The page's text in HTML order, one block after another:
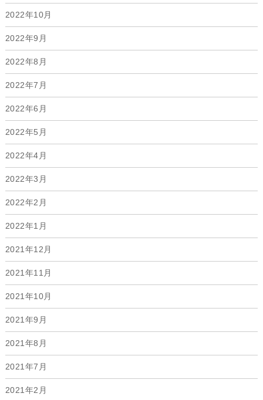
2022年10月
2022年9月
2022年8月
2022年7月
2022年6月
2022年5月
2022年4月
2022年3月
2022年2月
2022年1月
2021年12月
2021年11月
2021年10月
2021年9月
2021年8月
2021年7月
2021年2月